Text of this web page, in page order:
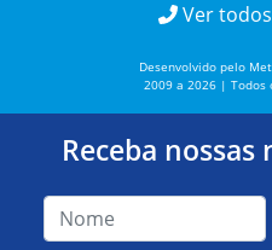
Ver
Desenvolvido pelo
2009 a 2026 | Todos
Receba nossas